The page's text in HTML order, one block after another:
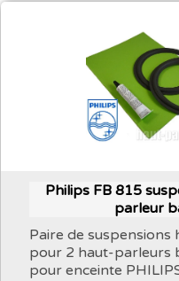
Philips FB 815
parleur
Paire de suspensions
pour 2 haut-parleurs
pour enceinte